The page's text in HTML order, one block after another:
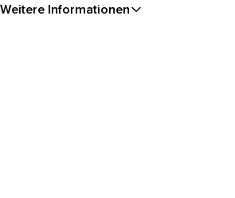
Weitere Informationen